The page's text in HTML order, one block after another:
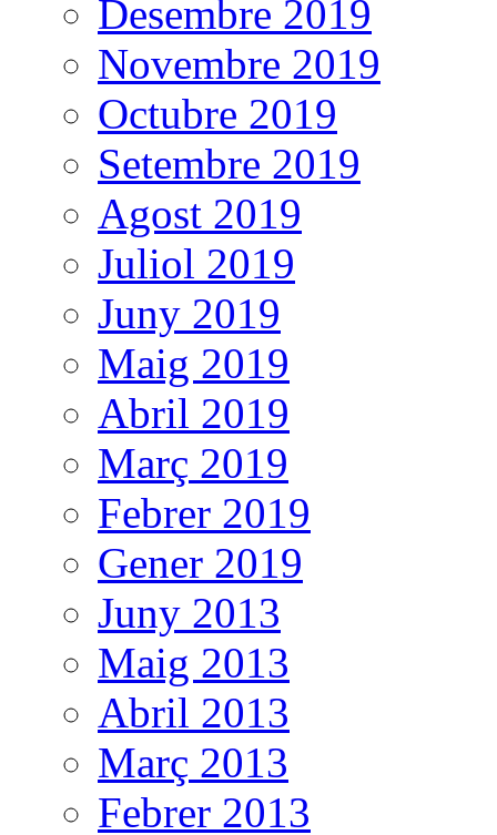
Desembre 2019
Novembre 2019
Octubre 2019
Setembre 2019
Agost 2019
Juliol 2019
Juny 2019
Maig 2019
Abril 2019
Març 2019
Febrer 2019
Gener 2019
Juny 2013
Maig 2013
Abril 2013
Març 2013
Febrer 2013